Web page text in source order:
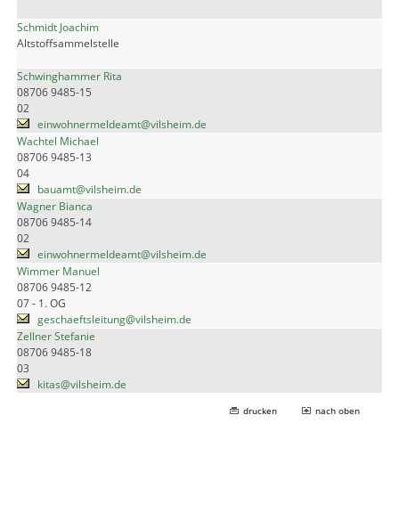
Schmidt Joachim
Altstoffsammelstelle
Schwinghammer Rita
08706 9485-15
02
einwohnermeldeamt@vilsheim.de
Wachtel Michael
08706 9485-13
04
bauamt@vilsheim.de
Wagner Bianca
08706 9485-14
02
einwohnermeldeamt@vilsheim.de
Wimmer Manuel
08706 9485-12
07 - 1. OG
geschaeftsleitung@vilsheim.de
Zellner Stefanie
08706 9485-18
03
kitas@vilsheim.de
drucken nach oben